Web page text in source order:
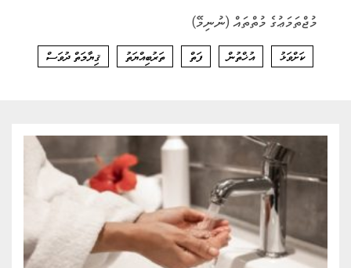
މުޖްތަމަޢުގެ މުތްތައް (ނުނިމޭ)
ކަށްވަޅު އުޚްތުން ފަތް ތަރުބިއްޔަތު ޤިޔާމަތް ދުވަސް